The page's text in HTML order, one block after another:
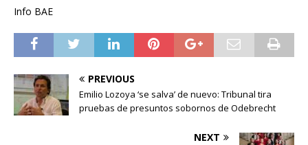
Info BAE
PREVIOUS
Emilio Lozoya ‘se salva’ de nuevo: Tribunal tira
pruebas de presuntos sobornos de Odebrecht
NEXT